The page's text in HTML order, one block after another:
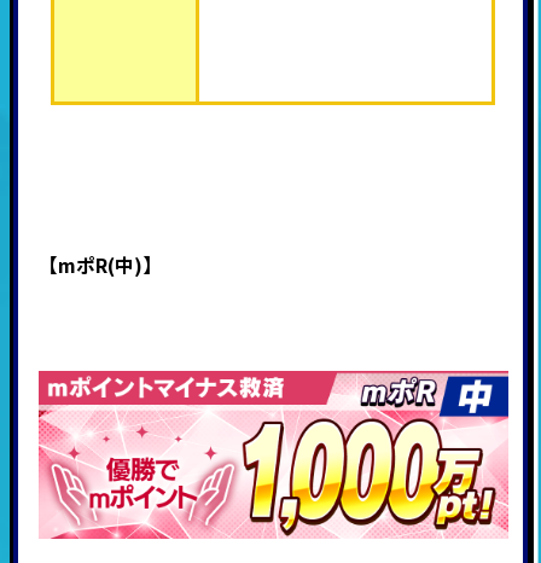
【mポR(中)】